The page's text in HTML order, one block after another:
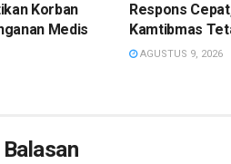
Korban
Medis
Respons
Kamtibmas
AGUSTUS 9, 2026